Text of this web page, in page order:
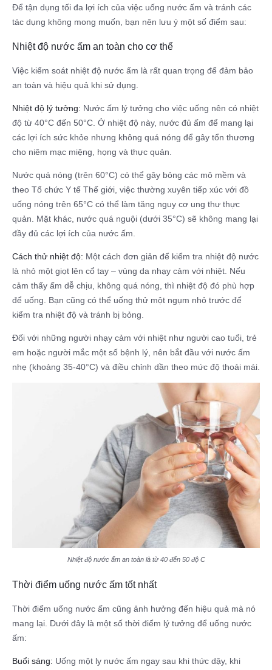
Để tận dụng tối đa lợi ích của việc uống nước ấm và tránh các
tác dụng không mong muốn, bạn nên lưu ý một số điểm sau:
Nhiệt độ nước ấm an toàn cho cơ thể
Việc kiểm soát nhiệt độ nước ấm là rất quan trọng để đảm bảo
an toàn và hiệu quả khi sử dụng.
Nhiệt độ lý tưởng: Nước ấm lý tưởng cho việc uống nên có nhiệt
độ từ 40°C đến 50°C. Ở nhiệt độ này, nước đủ ấm để mang lại
các lợi ích sức khỏe nhưng không quá nóng để gây tổn thương
cho niêm mạc miệng, họng và thực quản.
Nước quá nóng (trên 60°C) có thể gây bỏng các mô mềm và
theo Tổ chức Y tế Thế giới, việc thường xuyên tiếp xúc với đồ
uống nóng trên 65°C có thể làm tăng nguy cơ ung thư thực
quản. Mặt khác, nước quá nguội (dưới 35°C) sẽ không mang lại
đầy đủ các lợi ích của nước ấm.
Cách thử nhiệt độ: Một cách đơn giản để kiểm tra nhiệt độ nước
là nhỏ một giọt lên cổ tay – vùng da nhạy cảm với nhiệt. Nếu
cảm thấy ấm dễ chịu, không quá nóng, thì nhiệt độ đó phù hợp
để uống. Bạn cũng có thể uống thử một ngụm nhỏ trước để
kiểm tra nhiệt độ và tránh bị bỏng.
Đối với những người nhạy cảm với nhiệt như người cao tuổi, trẻ
em hoặc người mắc một số bệnh lý, nên bắt đầu với nước ấm
nhẹ (khoảng 35-40°C) và điều chỉnh dần theo mức độ thoải mái.
Nhiệt độ nước ấm an toàn là từ 40 đến 50 độ C
Thời điểm uống nước ấm tốt nhất
Thời điểm uống nước ấm cũng ảnh hưởng đến hiệu quả mà nó
mang lại. Dưới đây là một số thời điểm lý tưởng để uống nước
ấm:
Buổi sáng: Uống một ly nước ấm ngay sau khi thức dậy, khi